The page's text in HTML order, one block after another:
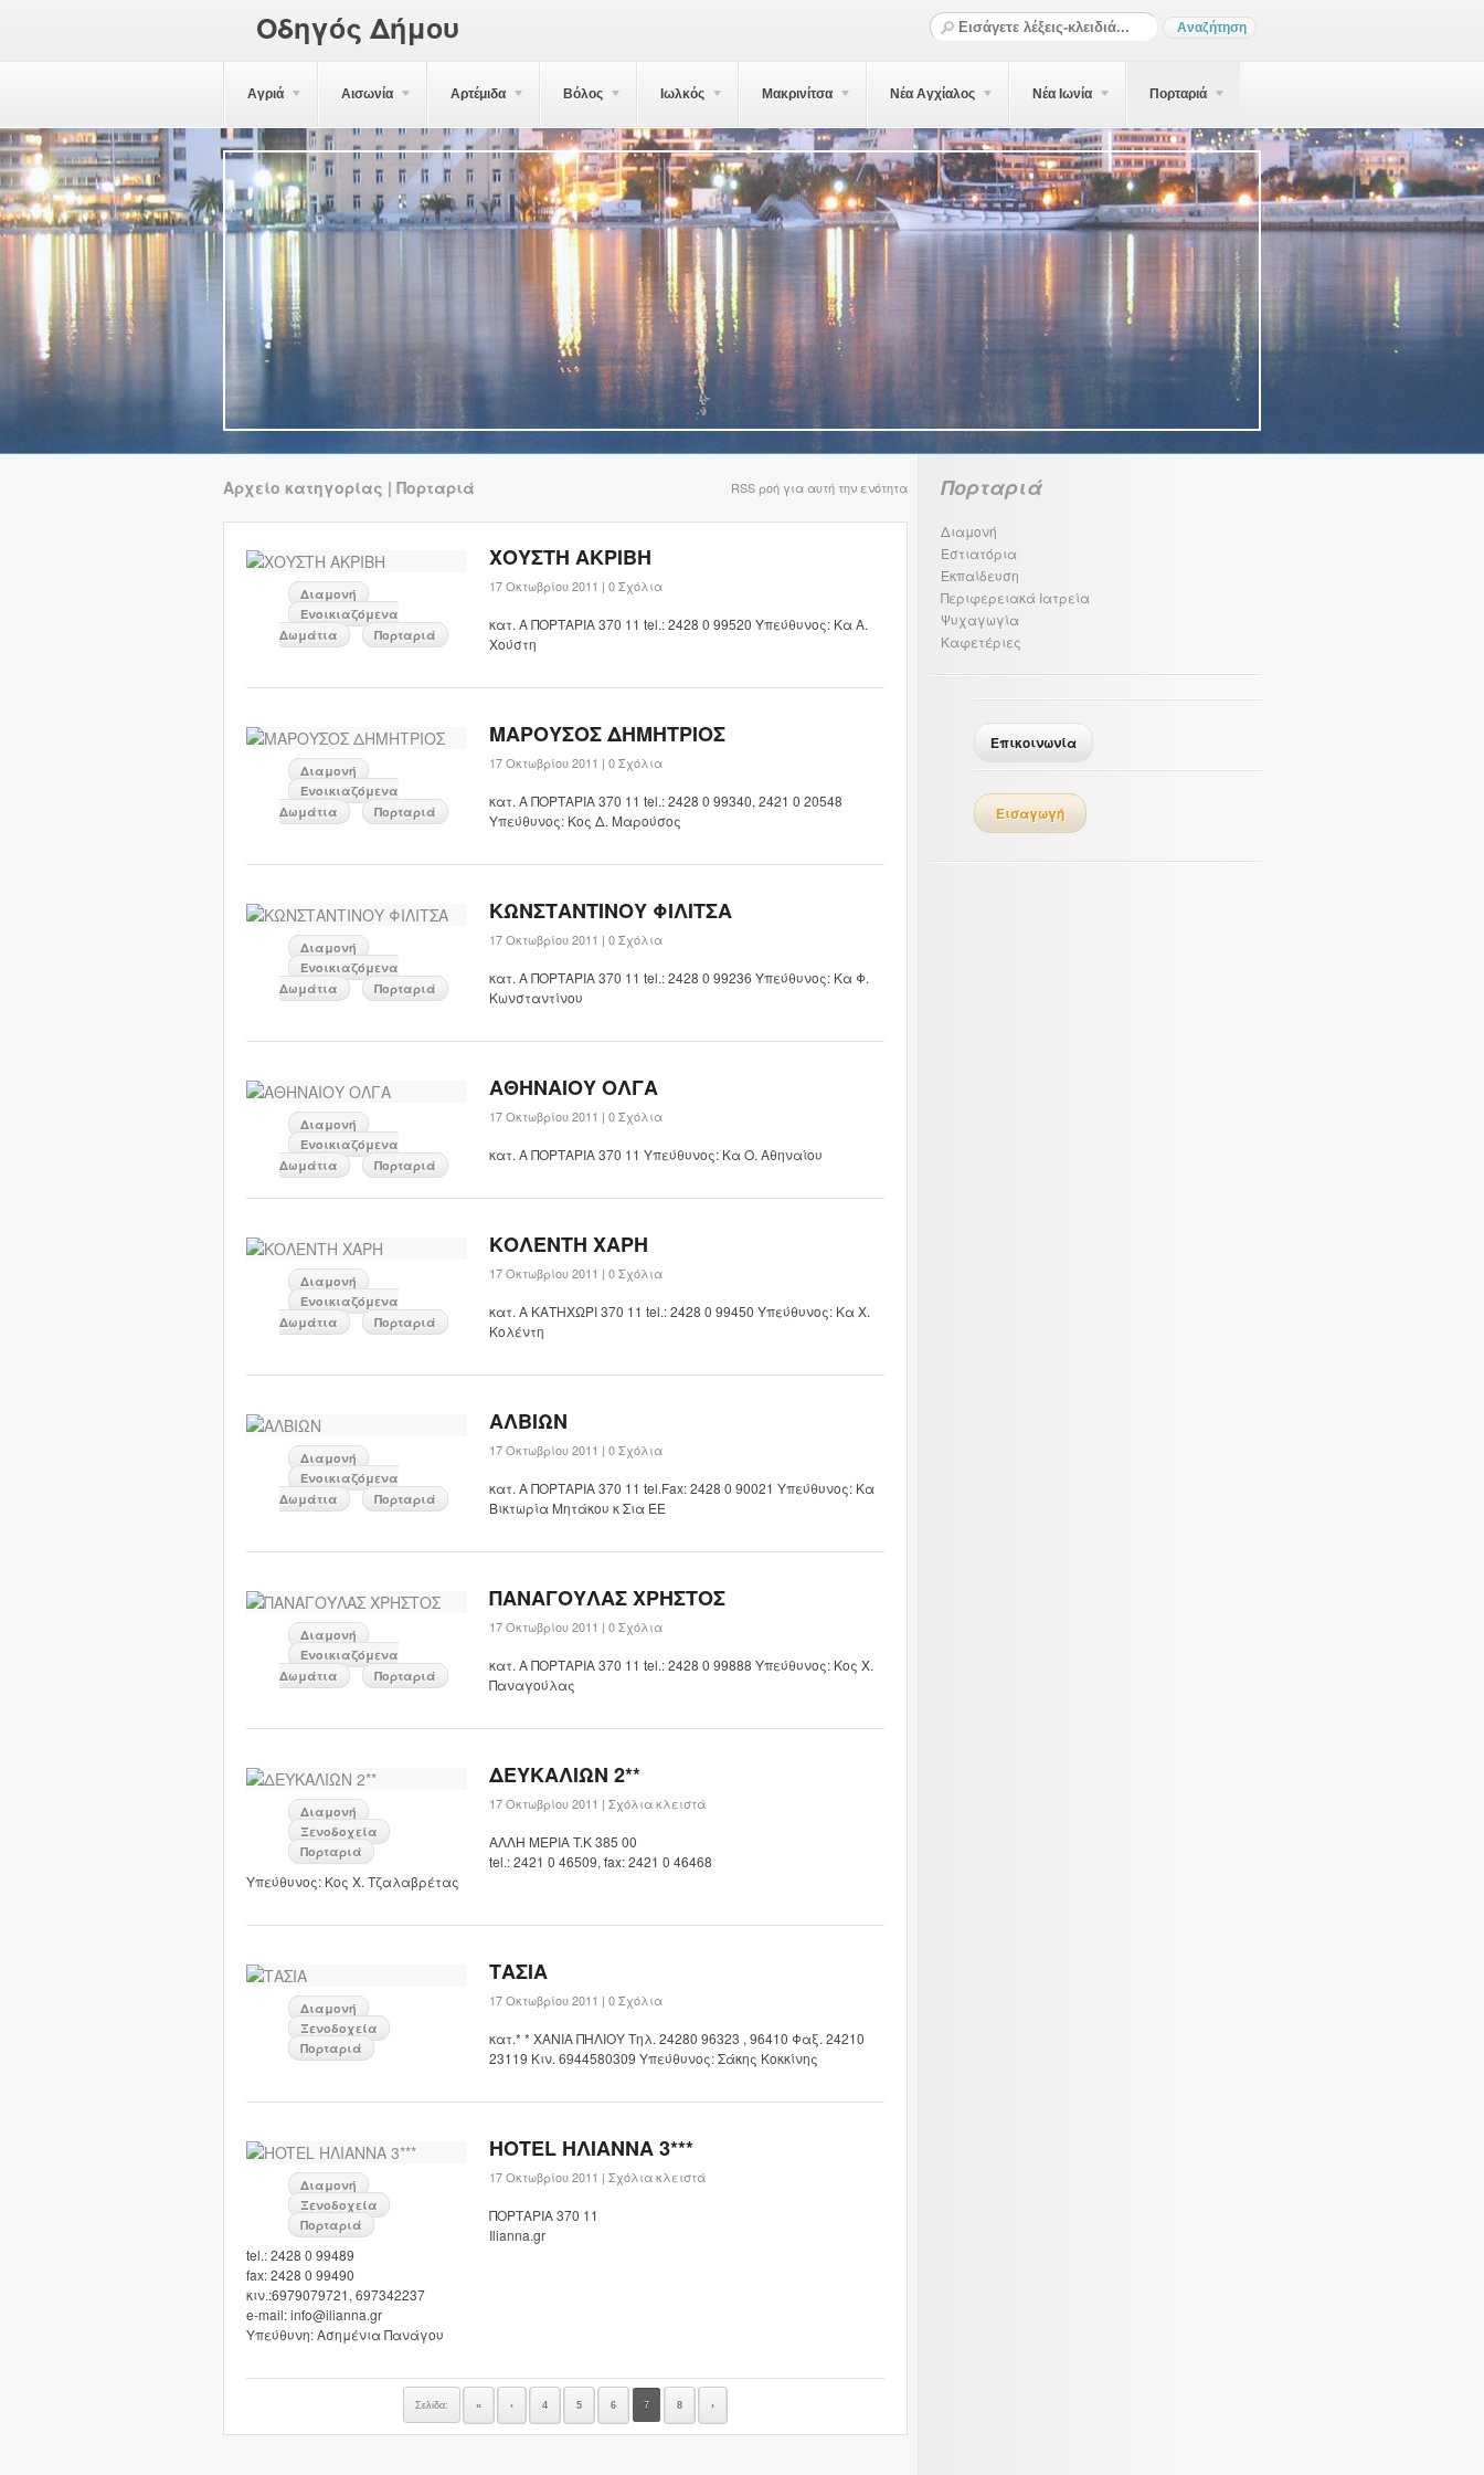
Οδηγός Δήμου
Αγριά Αισωνία Αρτέμιδα Βόλος Ιωλκός Μακρινίτσα Νέα Αγχίαλος Νέα Ιωνία Πορταριά
Αρχείο κατηγορίας | Πορταριά RSS ροή για αυτή την ενότητα
Διαμονή
Ενοικιαζόμενα
Δωμάτια
Πορταριά
ΧΟΥΣΤΗ ΑΚΡΙΒΗ
17 Οκτωβρίου 2011 | 0 Σχόλια
κατ. Α ΠΟΡΤΑΡΙΑ 370 11 tel.: 2428 0 99520 Υπεύθυνος: Κα Α.
Χούστη
Διαμονή
Ενοικιαζόμενα
Δωμάτια
Πορταριά
ΜΑΡΟΥΣΟΣ ΔΗΜΗΤΡΙΟΣ
17 Οκτωβρίου 2011 | 0 Σχόλια
κατ. Α ΠΟΡΤΑΡΙΑ 370 11 tel.: 2428 0 99340, 2421 0 20548
Υπεύθυνος: Κος Δ. Μαρούσος
Διαμονή
Ενοικιαζόμενα
Δωμάτια
Πορταριά
ΚΩΝΣΤΑΝΤΙΝΟΥ ΦΙΛΙΤΣΑ
17 Οκτωβρίου 2011 | 0 Σχόλια
κατ. Α ΠΟΡΤΑΡΙΑ 370 11 tel.: 2428 0 99236 Υπεύθυνος: Κα Φ.
Κωνσταντίνου
Διαμονή
Ενοικιαζόμενα
Δωμάτια
Πορταριά
ΑΘΗΝΑΙΟΥ ΟΛΓΑ
17 Οκτωβρίου 2011 | 0 Σχόλια
κατ. Α ΠΟΡΤΑΡΙΑ 370 11 Υπεύθυνος: Κα Ο. Αθηναίου
Διαμονή
Ενοικιαζόμενα
Δωμάτια
Πορταριά
ΚΟΛΕΝΤΗ ΧΑΡΗ
17 Οκτωβρίου 2011 | 0 Σχόλια
κατ. Α ΚΑΤΗΧΩΡΙ 370 11 tel.: 2428 0 99450 Υπεύθυνος: Κα Χ.
Κολέντη
Διαμονή
Ενοικιαζόμενα
Δωμάτια
Πορταριά
ΑΛΒΙΩΝ
17 Οκτωβρίου 2011 | 0 Σχόλια
κατ. Α ΠΟΡΤΑΡΙΑ 370 11 tel.Fax: 2428 0 90021 Υπεύθυνος: Κα
Βικτωρία Μητάκου κ Σια ΕΕ
Διαμονή
Ενοικιαζόμενα
Δωμάτια
Πορταριά
ΠΑΝΑΓΟΥΛΑΣ ΧΡΗΣΤΟΣ
17 Οκτωβρίου 2011 | 0 Σχόλια
κατ. Α ΠΟΡΤΑΡΙΑ 370 11 tel.: 2428 0 99888 Υπεύθυνος: Κος Χ.
Παναγούλας
Διαμονή
Ξενοδοχεία
Πορταριά
ΔΕΥΚΑΛΙΩΝ 2**
17 Οκτωβρίου 2011 | Σχόλια κλειστά
ΑΛΛΗ ΜΕΡΙΑ T.K 385 00
tel.: 2421 0 46509, fax: 2421 0 46468
Υπεύθυνος: Κος Χ. Τζαλαβρέτας
Διαμονή
Ξενοδοχεία
Πορταριά
ΤΑΣΙΑ
17 Οκτωβρίου 2011 | 0 Σχόλια
κατ.* * ΧΑΝΙΑ ΠΗΛΙΟΥ Τηλ. 24280 96323 , 96410 Φαξ. 24210
23119 Κιν. 6944580309 Υπεύθυνος: Σάκης Κοκκίνης
Διαμονή
Ξενοδοχεία
Πορταριά
HOTEL ΗΛΙΑΝΝΑ 3***
17 Οκτωβρίου 2011 | Σχόλια κλειστά
ΠΟΡΤΑΡΙΑ 370 11
Ilianna.gr
tel.: 2428 0 99489
fax: 2428 0 99490
κιν.:6979079721, 697342237
e-mail: info@ilianna.gr
Υπεύθυνη: Ασημένια Πανάγου
Σελίδα: « ‹ 4 5 6 7 8 ›
Πορταριά
Διαμονή
Εστιατόρια
Εκπαίδευση
Περιφερειακά Ιατρεία
Ψυχαγωγία
Καφετέριες
Επικοινωνία
Εισαγωγή